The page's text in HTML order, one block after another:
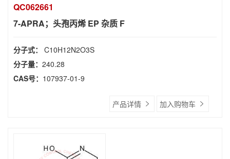
QC062661
7-APRA；头孢丙烯 EP 杂质 F
分子式： C10H12N2O3S
分子量： 240.28
CAS号： 107937-01-9
产品详情 加入购物车